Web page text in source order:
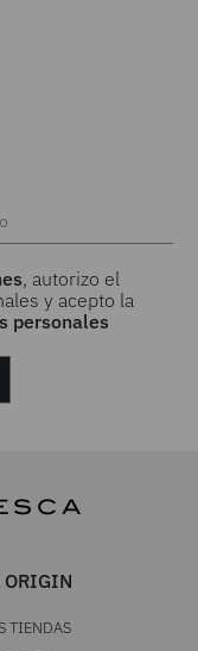
, autorizo el
y acepto la
personales
ORIGIN
TIENDAS